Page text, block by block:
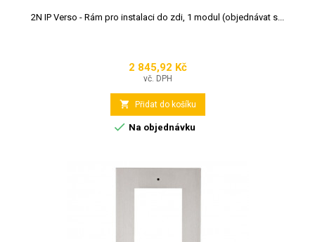
2N IP Verso - Rám pro instalaci do zdi, 1 modul (objednávat s...
Cena
2 845,92 Kč
vč. DPH
 Přidat do košíku
 Na objednávku